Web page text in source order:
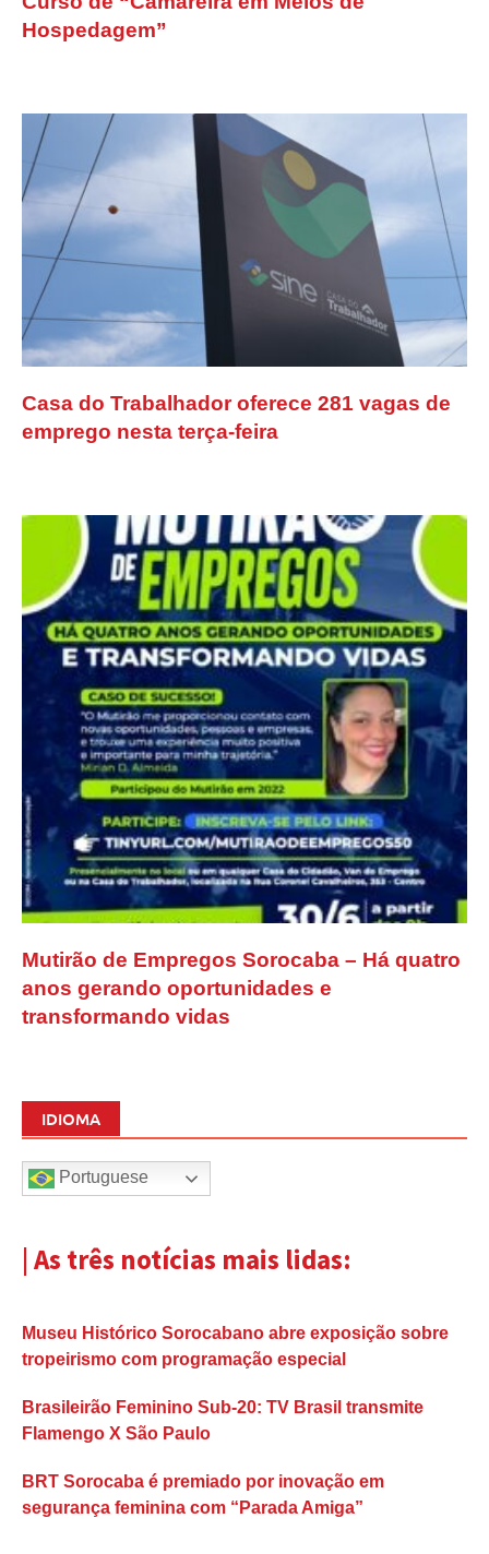
Hospedagem”
Casa do Trabalhador oferece 281 vagas de
emprego nesta terça-feira
Mutirão de Empregos Sorocaba – Há quatro
anos gerando oportunidades e
transformando vidas
IDIOMA
Portuguese
| As três notícias mais lidas:
Museu Histórico Sorocabano abre exposição sobre
tropeirismo com programação especial
Brasileirão Feminino Sub-20: TV Brasil transmite
Flamengo X São Paulo
BRT Sorocaba é premiado por inovação em
segurança feminina com “Parada Amiga”